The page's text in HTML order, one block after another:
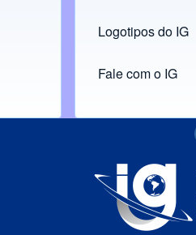
Logotipos do IG
(opens in new tab)
Fale com o IG